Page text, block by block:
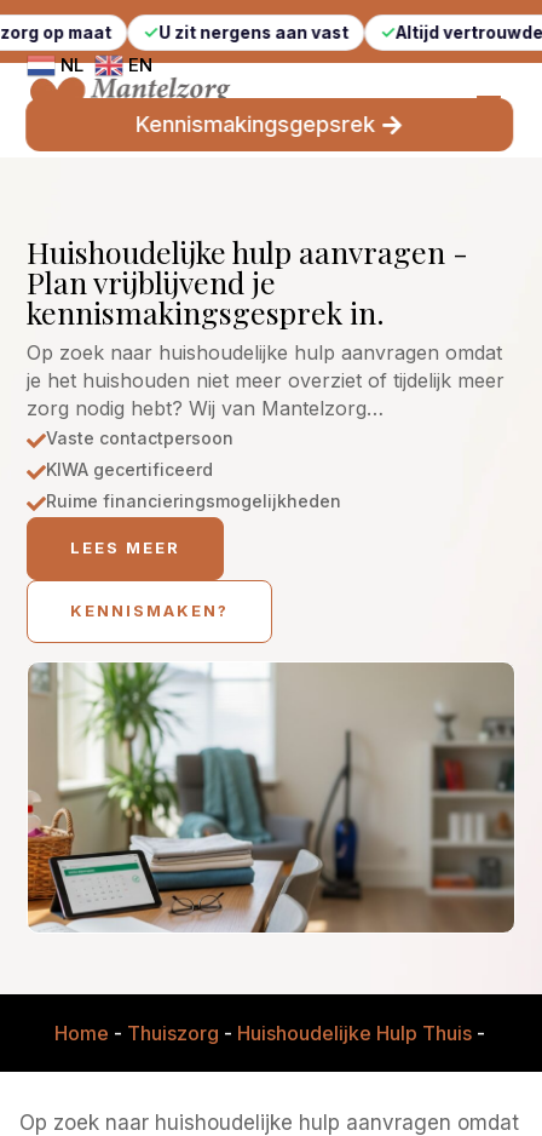
U zit nergens aan vast Altijd vertrouwde gezichten
NL EN
Kennismakingsgepsrek
Huishoudelijke hulp aanvragen -
Plan vrijblijvend je
kennismakingsgesprek in.
Op zoek naar huishoudelijke hulp aanvragen omdat
je het huishouden niet meer overziet of tijdelijk meer
zorg nodig hebt? Wij van Mantelzorg…
Vaste contactpersoon
KIWA gecertificeerd
Ruime financieringsmogelijkheden
LEES MEER
KENNISMAKEN?
Home - Thuiszorg - Huishoudelijke Hulp Thuis-
Op zoek naar huishoudelijke hulp aanvragen omdat